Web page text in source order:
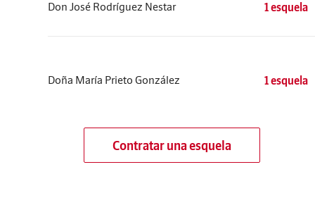
Don José Rodríguez Nestar 1 esquela
Doña María Prieto González 1 esquela
Contratar una esquela